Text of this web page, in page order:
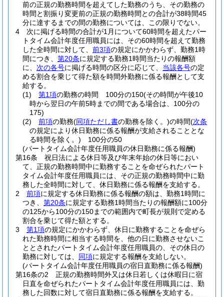
前の正規の勤務時間を超えてした勤務のうち、その勤務の
時間と割振り変更前の正規の勤務時間との合計が38時間45
分に達するまでの間の勤務については、この限りでない。
4
次に掲げる時間の合計が1月について60時間を超えたパー
トタイム会計年度任用職員には、その60時間を超えて勤務
した全時間に対して、 前3項の規定にかかわらず、勤務1時
間につき、 第20条に規定する勤務1時間当たりの報酬額
に、 次の各号に掲げる時間の区分に応じて、 当該各号の定
める割合を乗じて得た額を時間外勤務に係る報酬として支
給する。
(1)
第1項の勤務の時間 100分の150(その時間が午後10
時から翌日の午前5時までの間である場合は、100分の
175)
(2)
前項の勤務(同項ただし書の勤務を除く。)の時間(次条
の規定により休日勤務に係る報酬が支給されることとな
る時間を除く。) 100分の50
(パートタイム会計年度任用職員の休日勤務に係る報酬)
第16条
祝日法による休日等及び年末年始の休日等におい
て、正規の勤務時間中に勤務することを命ぜられたパート
タイム会計年度任用職員には、その正規の勤務時間中に勤
務した全時間に対して、休日勤務に係る報酬を支給する。
2
前項に規定する休日勤務に係る報酬の額は、勤務1時間に
つき、 第20条に規定する勤務1時間当たりの報酬額に100分
の125から100分の150までの範囲内で町長が規則で定める
割合を乗じて得た額とする。
3
第1項の規定にかかわらず、休日に勤務することを命ぜら
れた勤務時間に相当する時間を、他の日に勤務させないこ
ととされたパートタイム会計年度任用職員の、その休日の
勤務に対しては、 同項に規定する報酬を支給しない。
(パートタイム会計年度任用職員の宿日直勤務に係る報酬)
第16条の2
正規の勤務時間外又は休日若しくは休暇日に宿
日直を命ぜられたパートタイム会計年度任用職員には、勤
務した回数に対して宿日直勤務に係る報酬を支給する。